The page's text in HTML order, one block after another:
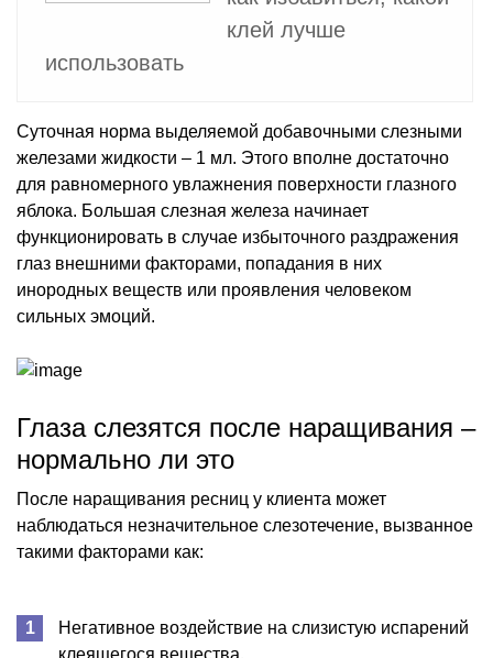
клей лучше
использовать
Суточная норма выделяемой добавочными слезными
железами жидкости – 1 мл. Этого вполне достаточно
для равномерного увлажнения поверхности глазного
яблока. Большая слезная железа начинает
функционировать в случае избыточного раздражения
глаз внешними факторами, попадания в них
инородных веществ или проявления человеком
сильных эмоций.
Глаза слезятся после наращивания –
нормально ли это
После наращивания ресниц у клиента может
наблюдаться незначительное слезотечение, вызванное
такими факторами как:
Негативное воздействие на слизистую испарений
клеящегося вещества.